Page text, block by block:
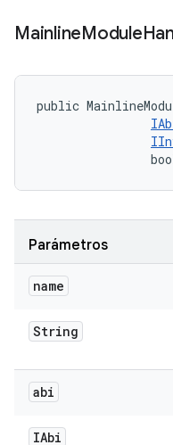
MainlineModule
public
Parámetros
name
String
abi
IAbi